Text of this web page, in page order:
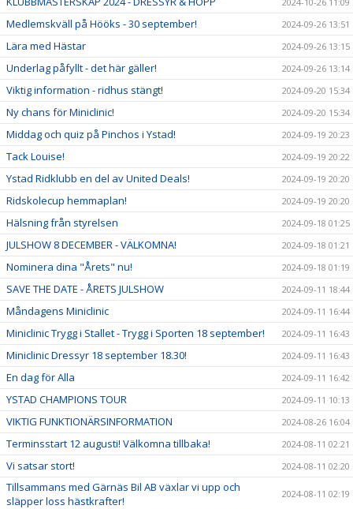
Medlemskväll på Hööks - 30 september! 2024-09-26 13:51
Lära med Hästar 2024-09-26 13:15
Underlag påfyllt - det här gäller! 2024-09-26 13:14
Viktig information - ridhus stängt! 2024-09-20 15:34
Ny chans för Miniclinic! 2024-09-20 15:34
Middag och quiz på Pinchos i Ystad! 2024-09-19 20:23
Tack Louise! 2024-09-19 20:22
Ystad Ridklubb en del av United Deals! 2024-09-19 20:20
Ridskolecup hemmaplan! 2024-09-19 20:20
Hälsning från styrelsen 2024-09-18 01:25
JULSHOW 8 DECEMBER - VÄLKOMNA! 2024-09-18 01:21
Nominera dina "Årets" nu! 2024-09-18 01:19
SAVE THE DATE - ÅRETS JULSHOW 2024-09-11 18:44
Måndagens Miniclinic 2024-09-11 16:44
Miniclinic Trygg i Stallet - Trygg i Sporten 18 september! 2024-09-11 16:43
Miniclinic Dressyr 18 september 18.30! 2024-09-11 16:43
En dag för Alla 2024-09-11 16:42
YSTAD CHAMPIONS TOUR 2024-09-11 10:13
VIKTIG FUNKTIONÄRSINFORMATION 2024-08-26 16:04
Terminsstart 12 augusti! Välkomna tillbaka! 2024-08-11 02:21
Vi satsar stort! 2024-08-11 02:20
Tillsammans med Gärnäs Bil AB växlar vi upp och
släpper loss hästkrafter!
2024-08-11 02:19